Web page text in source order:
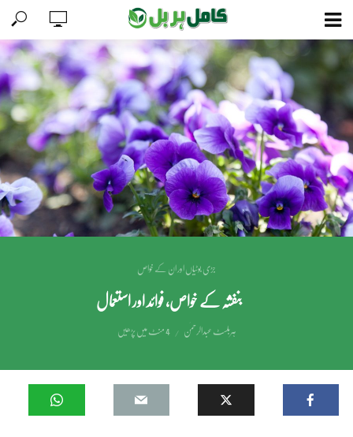
جڑی بوٹیاں اور ان کے خواص
بنفشہ کے خواص، فوائد اور استعمال
ہربلسٹ عبدالرحمٰن 4 منٹ میں پڑھیں